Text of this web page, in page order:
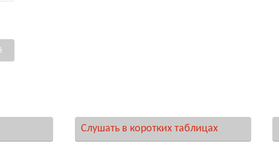
Слушать в коротких таблицах